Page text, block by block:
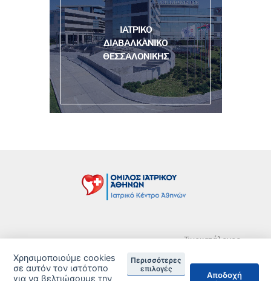
ΙΑΤΡΙΚΟ
ΔΙΑΒΑΛΚΑΝΙΚΟ
ΘΕΣΣΑΛΟΝΙΚΗΣ
Τιμοκατάλογος
Δείτε τις Πιστοποιήσεις ανά Κλινική
DISCLAIMER
Χρησιμοποιούμε cookies
σε αυτόν τον ιστότοπο
για να βελτιώσουμε την
Περισσότερες
επιλογές
Αποδοχή